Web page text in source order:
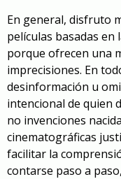
En general, disfruto
películas basadas en
porque ofrecen una
imprecisiones. En
desinformación u
intencional de quien
no invenciones
cinematográficas
facilitar la
contarse paso a